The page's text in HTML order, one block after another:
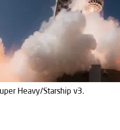
Heavy/Starship v3.